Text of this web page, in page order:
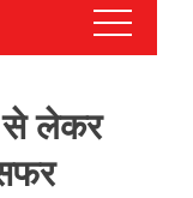
से लेकर